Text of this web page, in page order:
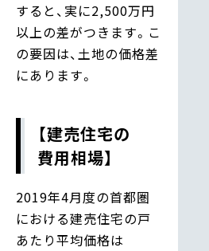
すると、実に2,500万円
以上の差がつきます。こ
の要因は、土地の価格差
にあります。
【建売住宅の
費用相場】
2019年4月度の首都圏
における建売住宅の戸
あたり平均価格は